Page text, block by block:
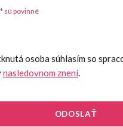
sú povinné
osoba súhlasím so
nasledovnom znení.
ODOSLAŤ